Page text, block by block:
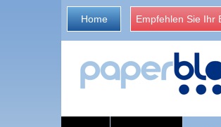
Home Empfehlen Sie Ihr